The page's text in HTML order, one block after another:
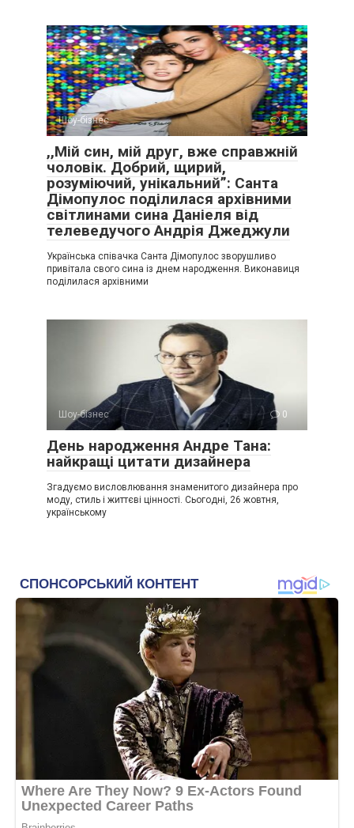
Шоу-бізнес 0
,,Мій син, мій друг, вже справжній
чоловік. Добрий, щирий,
розуміючий, унікальний”: Санта
Дімопулос поділилася архівними
світлинами сина Даніеля від
телеведучого Андрія Джеджули
Українська співачка Санта Дімопулос зворушливо
привітала свого сина із днем народження. Виконавиця
поділилася архівними
Шоу-бізнес 0
День народження Андре Тана:
найкращі цитати дизайнера
Згадуємо висловлювання знаменитого дизайнера про
моду, стиль і життєві цінності. Сьогодні, 26 жовтня,
українському